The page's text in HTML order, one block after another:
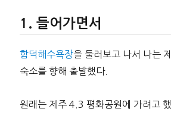
들어가면서
함덕해수욕장을 둘러보고 나서 나는
숙소를 향해 출발했다.
원래는 제주 4.3 평화공원에 가려고